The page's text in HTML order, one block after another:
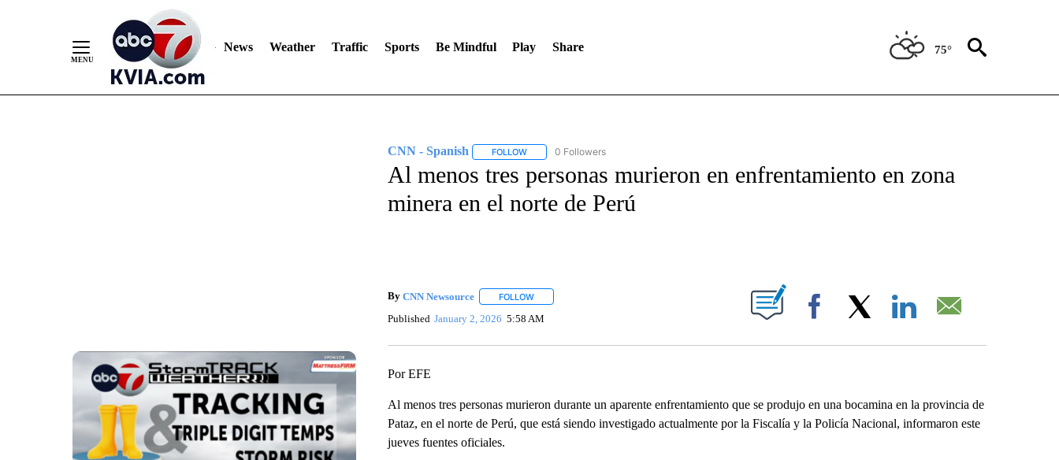
News Weather Traffic Sports Be Mindful Play Share 75°
CNN - Spanish FOLLOWFOLLOW "CNN - SPANISH" TO RECEIVE NOTIFICATIONS ABOUT NEW PAGES ON "CNN - SPANISH".
0 Followers
Al menos tres personas murieron en enfrentamiento en zona
minera en el norte de Perú
By CNN Newsource FOLLOWFOLLOW "" TO RECEIVE NOTIFICATIONS ABOUT NEW PAGES ON "".
Published January 2, 2026 5:58 AM Facebook
Por EFE
Al menos tres personas murieron durante un aparente enfrentamiento que se produjo en una bocamina en la provincia de
Pataz, en el norte de Perú, que está siendo investigado actualmente por la Fiscalía y la Policía Nacional, informaron este
jueves fuentes oficiales.